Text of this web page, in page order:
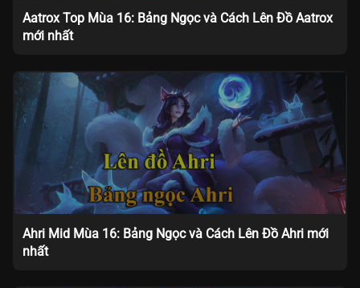
Aatrox Top Mùa 16: Bảng Ngọc và Cách Lên Đồ Aatrox
mới nhất
Ahri Mid Mùa 16: Bảng Ngọc và Cách Lên Đồ Ahri mới
nhất